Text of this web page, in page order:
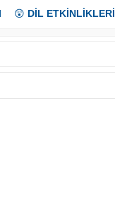
😲 DİL ETKİNLİKLERİ